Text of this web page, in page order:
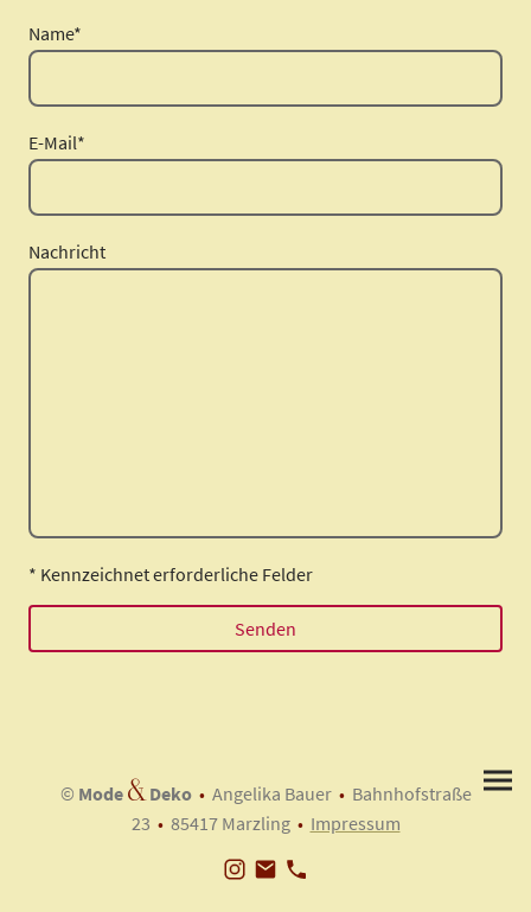
Name*
E-Mail*
Nachricht
* Kennzeichnet erforderliche Felder
Senden
© Mode &Deko • Angelika Bauer •Bahnhofstraße
23 •85417 Marzling • Impressum